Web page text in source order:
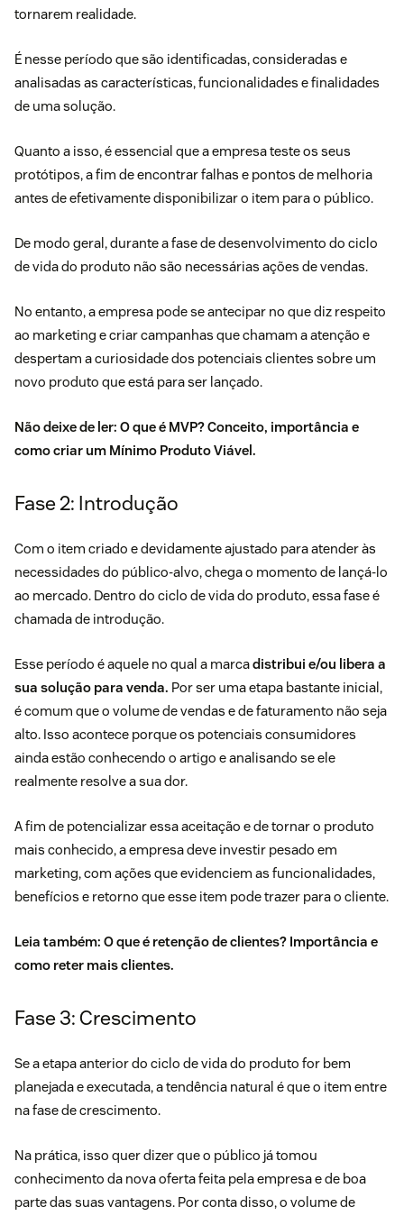
tornarem realidade.
É nesse período que são identificadas, consideradas e
analisadas as características, funcionalidades e finalidades
de uma solução.
Quanto a isso, é essencial que a empresa teste os seus
protótipos, a fim de encontrar falhas e pontos de melhoria
antes de efetivamente disponibilizar o item para o público.
De modo geral, durante a fase de desenvolvimento do ciclo
de vida do produto não são necessárias ações de vendas.
No entanto, a empresa pode se antecipar no que diz respeito
ao marketing e criarcampanhas que chamam a atenção e
despertam a curiosidade dos potenciais clientes sobre um
novo produto que está para ser lançado.
Não deixe de ler: O que é MVP? Conceito, importância e
como criar um Mínimo Produto Viável .
Fase 2: Introdução
Com o item criado e devidamente ajustado para atender às
necessidades do público-alvo, chega o momento de lançá-lo
ao mercado. Dentro do ciclo de vida do produto, essa fase é
chamada de introdução.
Esse período é aquele no qual a marcadistribui e/ou libera a
sua solução para venda. Por ser uma etapa bastante inicial,
é comum que o volume de vendas e de faturamento não seja
alto. Isso acontece porque os potenciais consumidores
ainda estão conhecendo o artigo e analisando se ele
realmente resolve a sua dor.
A fim de potencializar essa aceitação e de tornar o produto
mais conhecido, a empresa deve investir pesado em
marketing, com ações que evidenciem as funcionalidades,
benefícios e retorno que esse item pode trazer para o cliente.
Leia também: O que é retenção de clientes? Importância e
como reter mais clientes.
Fase 3: Crescimento
Se a etapa anterior do ciclo de vida do produto for bem
planejada e executada, a tendência natural é que o item entre
na fase de crescimento.
Na prática, isso quer dizer que o público já tomou
conhecimento da nova oferta feita pela empresa e de boa
parte das suas vantagens. Por conta disso, o volume de